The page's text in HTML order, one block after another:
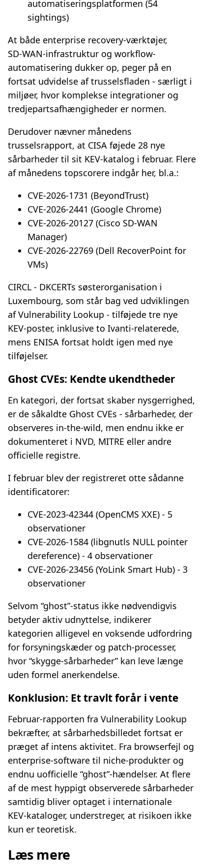
automatiseringsplatformen (54
sightings)
At både enterprise recovery-værktøjer,
SD‑WAN‑infrastruktur og workflow-
automatisering dukker op, peger på en
fortsat udvidelse af trusselsfladen - særligt i
miljøer, hvor komplekse integrationer og
tredjepartsafhængigheder er normen.
Derudover nævner månedens
trusselsrapport, at CISA føjede 28 nye
sårbarheder til sit KEV‑katalog i februar. Flere
af månedens topscorere indgår her, bl.a.:
CVE‑2026‑1731 (BeyondTrust)
CVE‑2026‑2441 (Google Chrome)
CVE‑2026‑20127 (Cisco SD‑WAN
Manager)
CVE‑2026‑22769 (Dell RecoverPoint for
VMs)
CIRCL - DKCERTs søsterorganisation i
Luxembourg, som står bag ved udviklingen
af Vulnerability Lookup - tilføjede tre nye
KEV‑poster, inklusive to Ivanti‑relaterede,
mens ENISA fortsat holdt igen med nye
tilføjelser.
Ghost CVEs: Kendte ukendtheder
En kategori, der fortsat skaber nysgerrighed,
er de såkaldte Ghost CVEs - sårbarheder, der
observeres in-the-wild, men endnu ikke er
dokumenteret i NVD, MITRE eller andre
officielle registre.
I februar blev der registreret otte sådanne
identificatorer:
CVE‑2023‑42344 (OpenCMS XXE) - 5
observationer
CVE‑2026‑1584 (libgnutls NULL pointer
dereference) - 4 observationer
CVE‑2026‑23456 (YoLink Smart Hub) - 3
observationer
Selvom “ghost”-status ikke nødvendigvis
betyder aktiv udnyttelse, indikerer
kategorien alligevel en voksende udfordring
for forsyningskæder og patch‑processer,
hvor “skygge‑sårbarheder” kan leve længe
uden formel anerkendelse.
Konklusion: Et travlt forår i vente
Februar-rapporten fra Vulnerability Lookup
bekræfter, at sårbarhedsbilledet fortsat er
præget af intens aktivitet. Fra browserfejl og
enterprise‑software til niche‑produkter og
endnu uofficielle “ghost”‑hændelser. At flere
af de mest hyppigt observerede sårbarheder
samtidig bliver optaget i internationale
KEV‑kataloger, understreger, at risikoen ikke
kun er teoretisk.
Læs mere